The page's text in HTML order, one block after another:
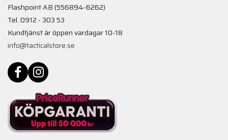
Flashpoint AB (556894-6262)
Tel. 0912 - 303 53
Kundtjänst är öppen vardagar 10-18
info@tacticalstore.se